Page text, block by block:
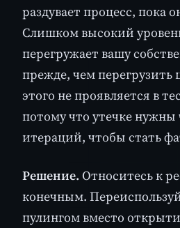
раздувает процесс, пока
Слишком высокий
перегружает вашу
прежде, чем перегрузить
этого не проявляется в
потому что утечке
итераций, чтобы стать
Решение. Относитесь к
конечным.
пулингом вместо